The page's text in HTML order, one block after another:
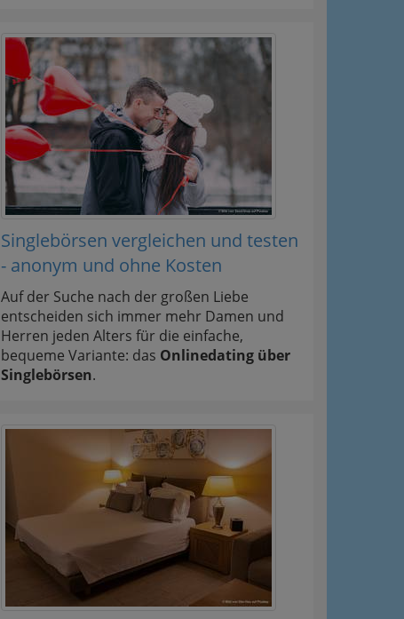
Singlebörsen vergleichen und testen
- anonym und ohne Kosten
Auf der Suche nach der großen Liebe
entscheiden sich immer mehr Damen und
Herren jeden Alters für die einfache,
bequeme Variante: das Onlinedating über
Singlebörsen.